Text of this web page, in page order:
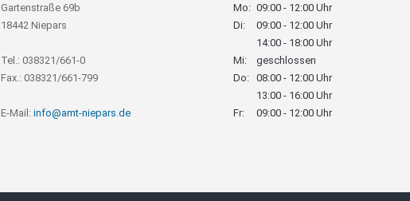
Gartenstraße 69b
18442 Niepars
Tel.: 038321/661-0
Fax.: 038321/661-799
E-Mail: info@amt-niepars.de
Mo: 09:00 - 12:00 Uhr
Di:
09:00 - 12:00 Uhr
14:00 - 18:00 Uhr
Mi:
geschlossen
Do: 08:00 - 12:00 Uhr
13:00 - 16:00 Uhr
Fr:
09:00 - 12:00 Uhr